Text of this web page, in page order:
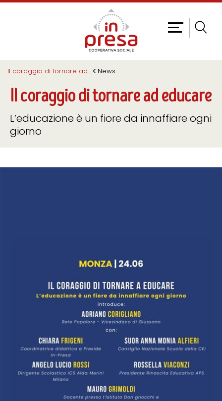
News
Il coraggio di tornare ad...
Il coraggio di tornare ad educare
L’educazione è un fiore da innaffiare ogni
giorno